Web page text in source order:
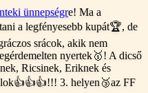
ünnepségre! Ma a
a legfényesebb kupát🏆, de
srácok, akik nem
nyertek🥇! A dicső
Ricsinek, Eriknek és
3. helyen🥉az FF